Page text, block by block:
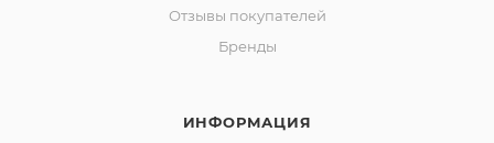
Отзывы покупателей
Бренды
ИНФОРМАЦИЯ